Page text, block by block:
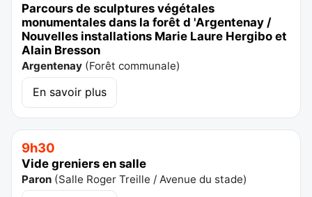
Parcours de sculptures végétales
monumentales dans la forêt d 'Argentenay /
Nouvelles installations Marie Laure Hergibo et
Alain Bresson
Argentenay (Forêt communale)
En savoir plus
9h30
Vide greniers en salle
Paron (Salle Roger Treille / Avenue du stade)